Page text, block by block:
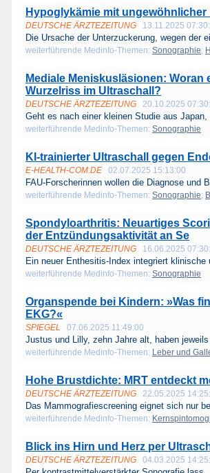
Hypoglykämie mit ungewöhnlicher
DEUTSCHE ÄRZTEZEITUNG 13.11.2025
Die Ursache der Unterzuckerung, wegen der
weiterführende Medinfo-Themen: Sonographie;
Mediale Meniskusläsionen:
Wurzelriss im Ultraschall?
DEUTSCHE ÄRZTEZEITUNG 20.10.2025
Geht es nach einer kleinen Studie aus
weiterführende Medinfo-Themen: Sonographie
KI-trainierter Ultraschall gegen
E-HEALTH-COM.DE 02.07.2025 15:13:00
FAU-Forscherinnen wollen die Diagnose und
weiterführende Medinfo-Themen: Sonographie;
Spondyloarthritis: Neuartiges
der Entzündungsaktivität an Se
DEUTSCHE ÄRZTEZEITUNG 16.06.2025
Ein neuer Enthesitis-Index integriert klinische
weiterführende Medinfo-Themen: Sonographie
Organspende bei Kindern: »Was
EKG?«
SPIEGEL 07.06.2025 11:49:00
Justus und Lilly, zehn Jahre alt, haben
weiterführende Medinfo-Themen: Leber und
Hohe Brustdichte: MRT entdeckt
DEUTSCHE ÄRZTEZEITUNG 22.05.2025
Das Mammografiescreening eignet sich nur
weiterführende Medinfo-Themen:
Blick ins Hirn und Herz per
DEUTSCHE ÄRZTEZEITUNG 04.03.2025